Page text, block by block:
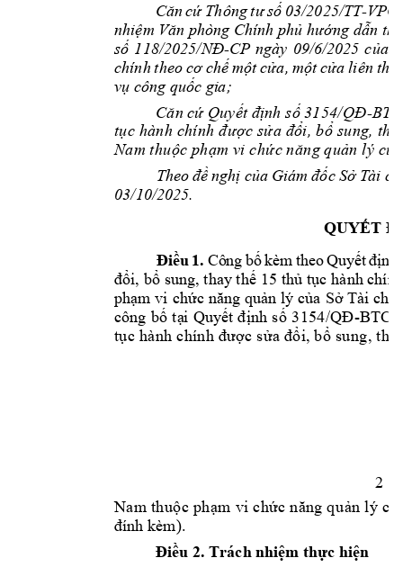
Căn cứ Thông tư số 03/2025/TT-
nhiệm Văn phòng Chính phủ hướng dẫn thi
số 118/2025/NĐ-CP ngày 09/6/2025 của
chính theo cơ chế một cửa, một cửa liên
vụ công quốc gia;
Căn cứ Quyết định số 3154/QĐ-BTC
tục hành chính được sửa đổi, bổ sung, tha
Nam thuộc phạm vi chức năng quản lý của
Theo đề nghị của Giám đốc Sở Tài c
03/10/2025.
QUYẾT
Điều 1. Công bốkèm theoQuyếtđịn
đổi, bổ sung, thay thế 15 thủ tục hành
phạm vi chức năng quản lý của Sở Tài chí
công bố tại Quyết định số 3154/QĐ-BTC
tục hành chính được sửa đổi, bổ sung, th
2
Nam thuộc phạm vi chức năng quản lý củ
đính kèm).
Điều 2. Trách nhiệm thực hiện